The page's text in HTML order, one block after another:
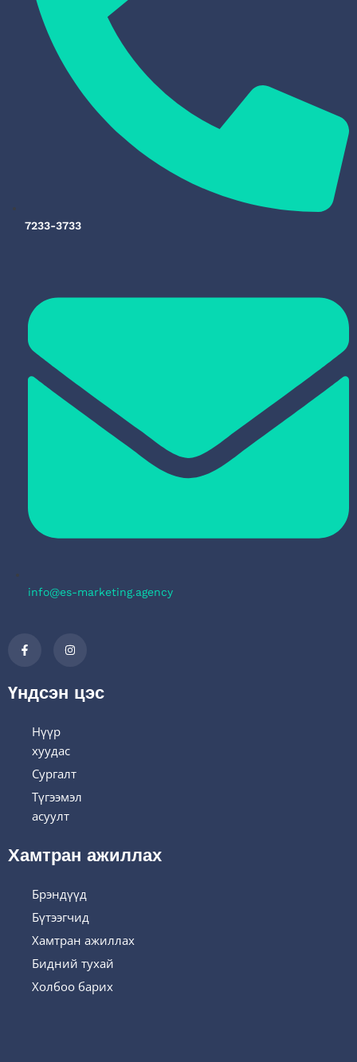
7233-3733
info@es-marketing.agency
Үндсэн цэс
Нүүр
хуудас
Сургалт
Түгээмэл
асуулт
Хамтран ажиллах
Брэндүүд
Бүтээгчид
Хамтран ажиллах
Бидний тухай
Холбоо барих